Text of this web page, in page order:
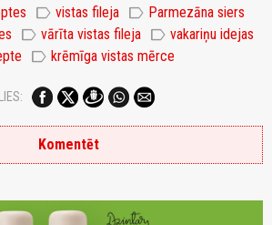
label vistas fileja label Parmezāna siers
label vārīta vistas fileja label vakariņu idejas
label krēmīga vistas mērce
Komentēt